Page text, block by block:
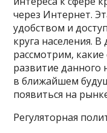
через Интернет.
удобством и
круга населения.
рассмотрим,
развитие данного
в ближайшем
появиться на
Регуляторная